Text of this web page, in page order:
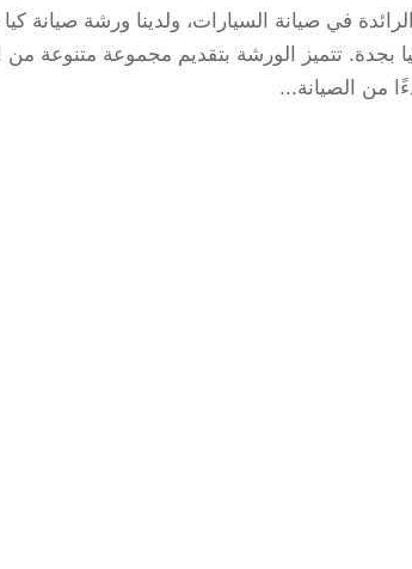
في صيانة السيارات، ولدينا ورشة صيانة
تتميز الورشة بتقديم مجموعة متنوعة من
من الصيانة...